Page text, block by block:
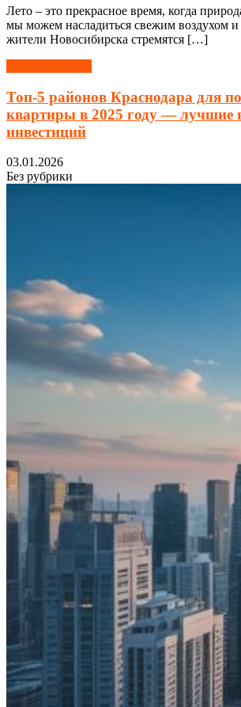
Лето – это прекрасное время, когда
мы можем насладиться свежим воздухом
жители Новосибирска стремятся […]
Топ-5 районов Краснодара для
квартиры в 2025 году — лучшие
инвестиций
03.01.2026
Без рубрики